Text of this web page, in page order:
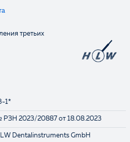
третьих
1*
РЗН 2023/20887 от 18.08.2023
Dentalinstruments GmbH